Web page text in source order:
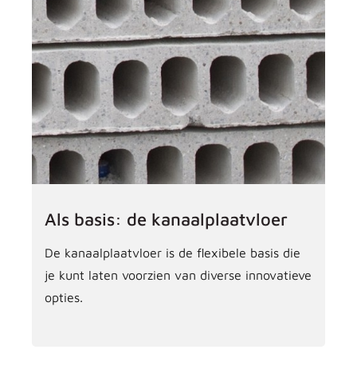
Als basis: de kanaalplaatvloer
De kanaalplaatvloer is de flexibele basis die
je kunt laten voorzien van diverse innovatieve
opties.